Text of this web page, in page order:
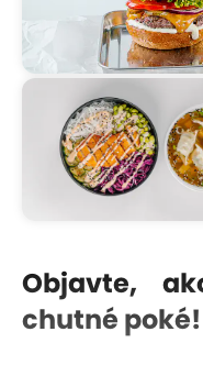
Objavte,
chutné poké!